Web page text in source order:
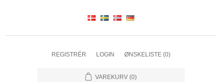
REGISTRÉR LOGIN ØNSKELISTE (0)
VAREKURV (0)